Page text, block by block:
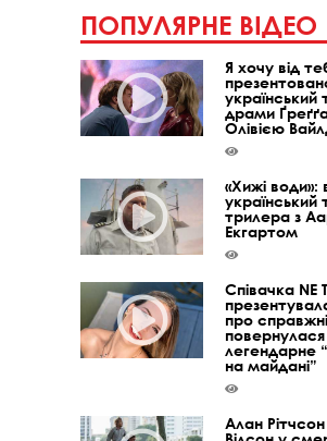
ПОПУЛЯРНЕ ВІДЕО
Я хочу від
український
драми
Олівією
«Хижі води»:
український
трилера з
Екгартом
Співачка NE
про справжні
повернулася
легендарне
на майдані”
Алан